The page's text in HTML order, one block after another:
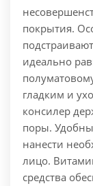
покрытия.
идеально
гладким и
консилер
поры.
нанести
лицо.
средства